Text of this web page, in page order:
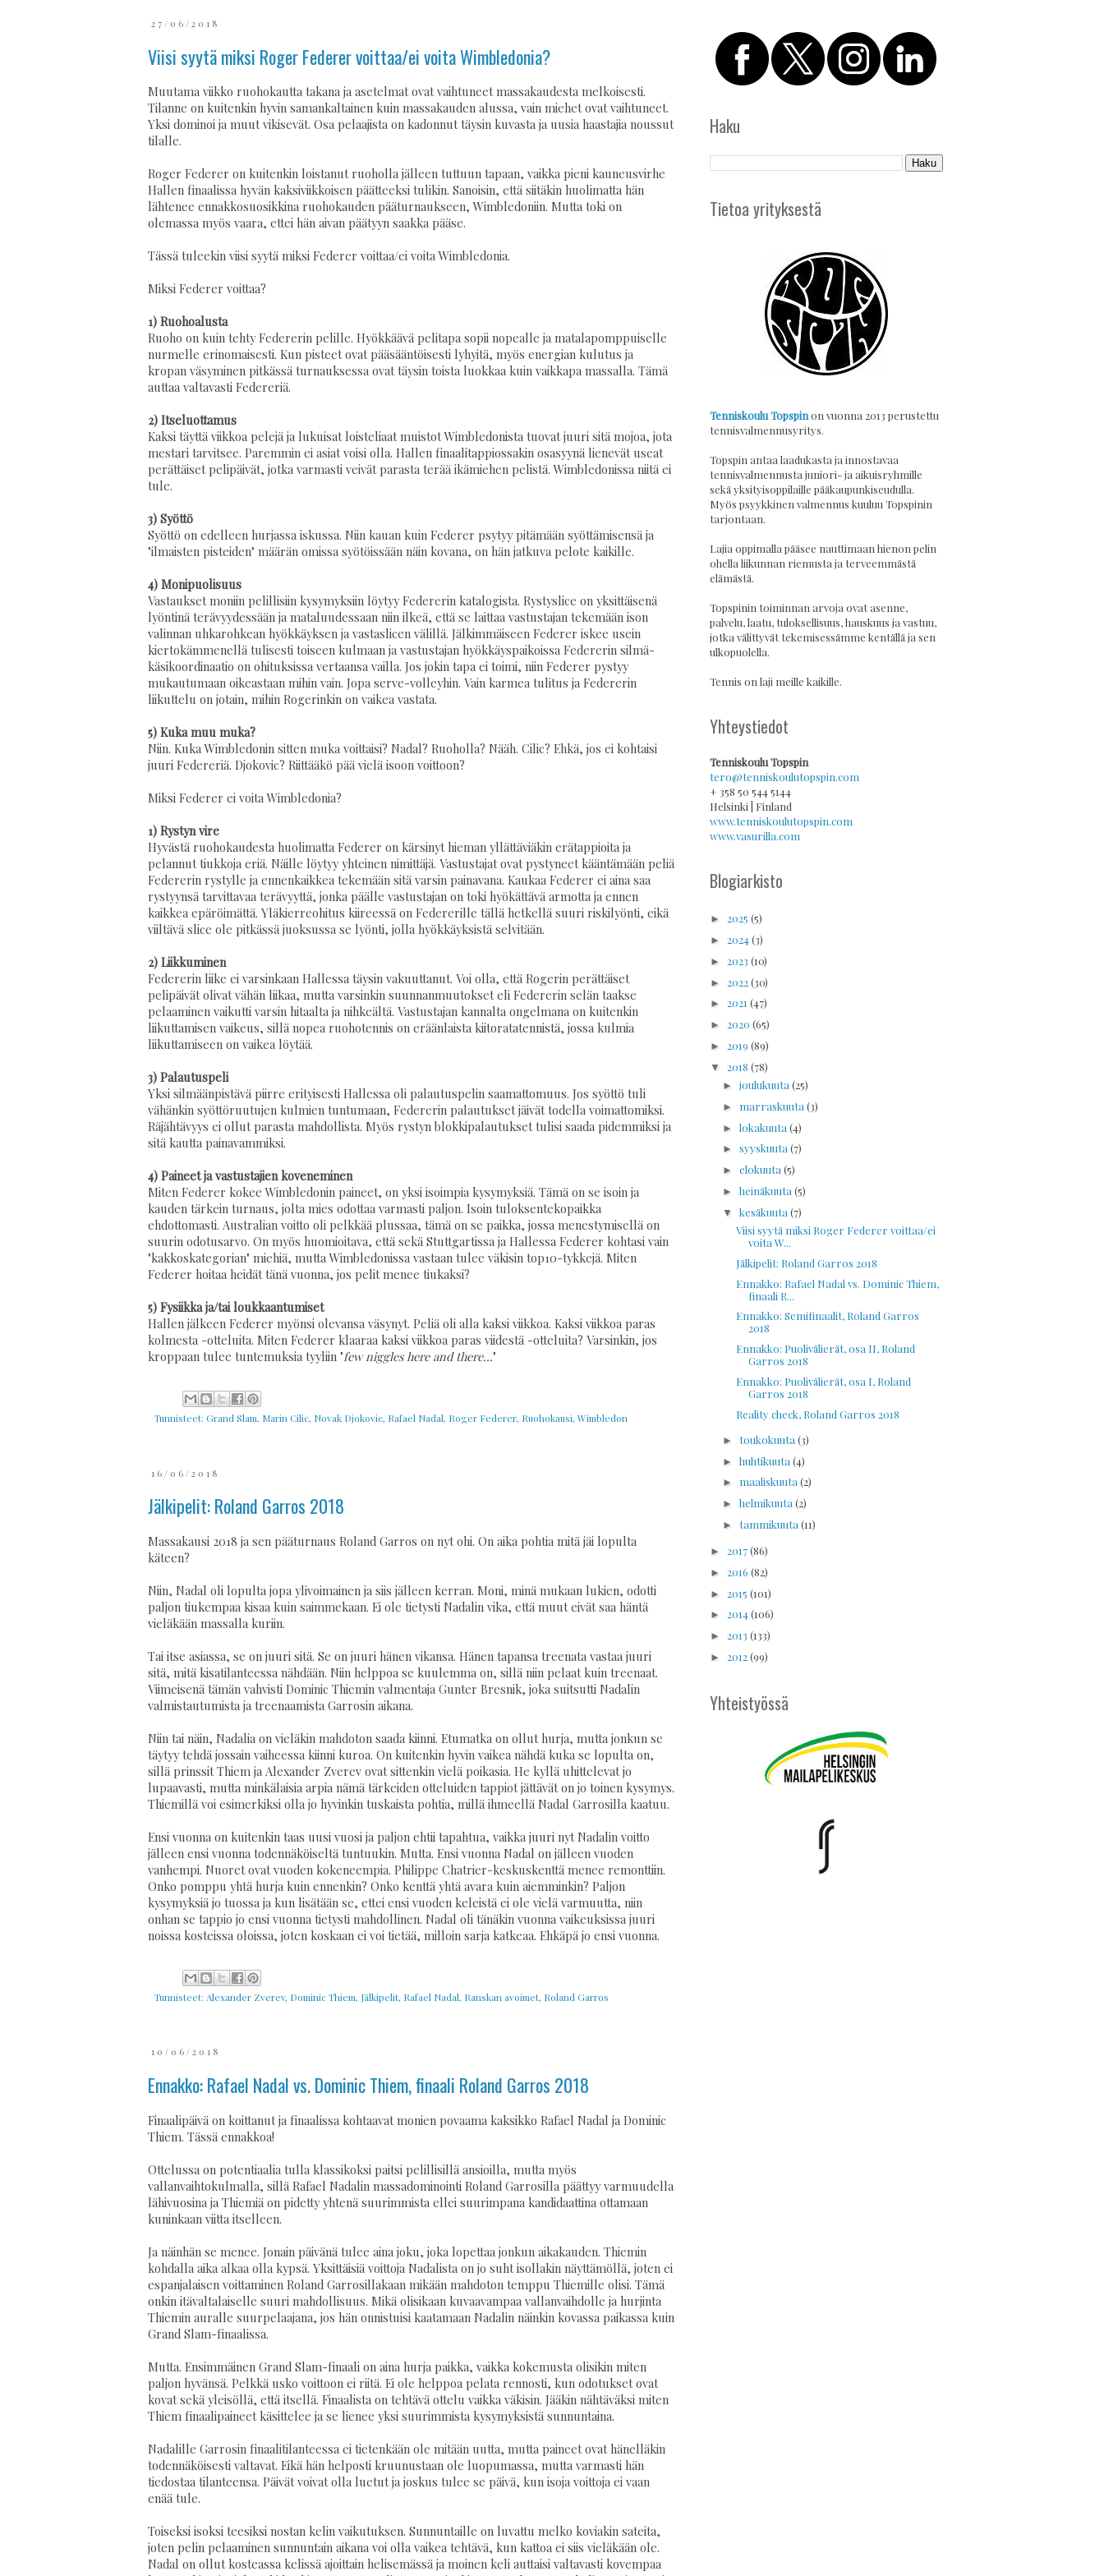
27/06/2018
Viisi syytä miksi Roger Federer voittaa/ei voita Wimbledonia?
Muutama viikko ruohokautta takana ja asetelmat ovat vaihtuneet massakaudesta melkoisesti.
Tilanne on kuitenkin hyvin samankaltainen kuin massakauden alussa, vain miehet ovat vaihtuneet.
Yksi dominoi ja muut vikisevät. Osa pelaajista on kadonnut täysin kuvasta ja uusia haastajia noussut
tilalle.
Roger Federer on kuitenkin loistanut ruoholla jälleen tuttuun tapaan, vaikka pieni kauneusvirhe
Hallen finaalissa hyvän kaksiviikkoisen päätteeksi tulikin. Sanoisin, että siitäkin huolimatta hän
lähtenee ennakkosuosikkina ruohokauden pääturnaukseen, Wimbledoniin. Mutta toki on
olemassa myös vaara, ettei hän aivan päätyyn saakka pääse.
Tässä tuleekin viisi syytä miksi Federer voittaa/ei voita Wimbledonia.
Miksi Federer voittaa?
1) Ruohoalusta
Ruoho on kuin tehty Federerin pelille. Hyökkäävä pelitapa sopii nopealle ja matalapomppuiselle
nurmelle erinomaisesti. Kun pisteet ovat pääsääntöisesti lyhyitä, myös energian kulutus ja
kropan väsyminen pitkässä turnauksessa ovat täysin toista luokkaa kuin vaikkapa massalla. Tämä
auttaa valtavasti Federeriä.
2) Itseluottamus
Kaksi täyttä viikkoa pelejä ja lukuisat loisteliaat muistot Wimbledonista tuovat juuri sitä mojoa, jota
mestari tarvitsee. Paremmin ei asiat voisi olla. Hallen finaalitappiossakin osasyynä lienevät useat
perättäiset pelipäivät, jotka varmasti veivät parasta terää ikämiehen pelistä. Wimbledonissa niitä ei
tule.
3) Syöttö
Syöttö on edelleen hurjassa iskussa. Niin kauan kuin Federer psytyy pitämään syöttämisensä ja
"ilmaisten pisteiden" määrän omissa syötöissään näin kovana, on hän jatkuva pelote kaikille.
4) Monipuolisuus
Vastaukset moniin pelillisiin kysymyksiin löytyy Federerin katalogista. Rystyslice on yksittäisenä
lyöntinä terävyydessään ja mataluudessaan niin ilkeä, että se laittaa vastustajan tekemään ison
valinnan uhkarohkean hyökkäyksen ja vastaslicen välillä. Jälkimmäiseen Federer iskee usein
kiertokämmenellä tulisesti toiseen kulmaan ja vastustajan hyökkäyspaikoissa Federerin silmä-
käsikoordinaatio on ohituksissa vertaansa vailla. Jos jokin tapa ei toimi, niin Federer pystyy
mukautumaan oikeastaan mihin vain. Jopa serve-volleyhin. Vain karmea tulitus ja Federerin
liikuttelu on jotain, mihin Rogerinkin on vaikea vastata.
5) Kuka muu muka?
Niin. Kuka Wimbledonin sitten muka voittaisi? Nadal? Ruoholla? Nääh. Cilic? Ehkä, jos ei kohtaisi
juuri Federeriä. Djokovic? Riittääkö pää vielä isoon voittoon?
Miksi Federer ei voita Wimbledonia?
1) Rystyn vire
Hyvästä ruohokaudesta huolimatta Federer on kärsinyt hieman yllättäviäkin erätappioita ja
pelannut tiukkoja eriä. Näille löytyy yhteinen nimittäjä. Vastustajat ovat pystyneet kääntämään peliä
Federerin rystylle ja ennenkaikkea tekemään sitä varsin painavana. Kaukaa Federer ei aina saa
rystyynsä tarvittavaa terävyyttä, jonka päälle vastustajan on toki hyökättävä armotta ja ennen
kaikkea epäröimättä. Yläkierreohitus kiireessä on Federerille tällä hetkellä suuri riskilyönti, eikä
viiltävä slice ole pitkässä juoksussa se lyönti, jolla hyökkäyksistä selvitään.
2) Liikkuminen
Federerin liike ei varsinkaan Hallessa täysin vakuuttanut. Voi olla, että Rogerin perättäiset
pelipäivät olivat vähän liikaa, mutta varsinkin suunnanmuutokset eli Federerin selän taakse
pelaaminen vaikutti varsin hitaalta ja nihkeältä. Vastustajan kannalta ongelmana on kuitenkin
liikuttamisen vaikeus, sillä nopea ruohotennis on eräänlaista kiitoratatennistä, jossa kulmia
liikuttamiseen on vaikea löytää.
3) Palautuspeli
Yksi silmäänpistävä piirre erityisesti Hallessa oli palautuspelin saamattomuus. Jos syöttö tuli
vähänkin syöttöruutujen kulmien tuntumaan, Federerin palautukset jäivät todella voimattomiksi.
Räjähtävyys ei ollut parasta mahdollista. Myös rystyn blokkipalautukset tulisi saada pidemmiksi ja
sitä kautta painavammiksi.
4) Paineet ja vastustajien koveneminen
Miten Federer kokee Wimbledonin paineet, on yksi isoimpia kysymyksiä. Tämä on se isoin ja
kauden tärkein turnaus, jolta mies odottaa varmasti paljon. Isoin tuloksentekopaikka
ehdottomasti. Australian voitto oli pelkkää plussaa, tämä on se paikka, jossa menestymisellä on
suurin odotusarvo. On myös huomioitava, että sekä Stuttgartissa ja Hallessa Federer kohtasi vain
"kakkoskategorian" miehiä, mutta Wimbledonissa vastaan tulee väkisin top10-tykkejä. Miten
Federer hoitaa heidät tänä vuonna, jos pelit menee tiukaksi?
5) Fysiikka ja/tai loukkaantumiset
Hallen jälkeen Federer myönsi olevansa väsynyt. Peliä oli alla kaksi viikkoa. Kaksi viikkoa paras
kolmesta -otteluita. Miten Federer klaaraa kaksi viikkoa paras viidestä -otteluita? Varsinkin, jos
kroppaan tulee tuntemuksia tyyliin "few niggles here and there..."
Tunnisteet: Grand Slam, Marin Cilic, Novak Djokovic, Rafael Nadal, Roger Federer, Ruohokausi,Wimbledon
16/06/2018
Jälkipelit: Roland Garros 2018
Massakausi 2018 ja sen pääturnaus Roland Garros on nyt ohi. On aika pohtia mitä jäi lopulta
käteen?
Niin, Nadal oli lopulta jopa ylivoimainen ja siis jälleen kerran. Moni, minä mukaan lukien, odotti
paljon tiukempaa kisaa kuin saimmekaan. Ei ole tietysti Nadalin vika, että muut eivät saa häntä
vieläkään massalla kuriin.
Tai itse asiassa, se on juuri sitä. Se on juuri hänen vikansa. Hänen tapansa treenata vastaa juuri
sitä, mitä kisatilanteessa nähdään. Niin helppoa se kuulemma on, sillä niin pelaat kuin treenaat.
Viimeisenä tämän vahvisti Dominic Thiemin valmentaja Gunter Bresnik, joka suitsutti Nadalin
valmistautumista ja treenaamista Garrosin aikana.
Niin tai näin, Nadalia on vieläkin mahdoton saada kiinni. Etumatka on ollut hurja, mutta jonkun se
täytyy tehdä jossain vaiheessa kiinni kuroa. On kuitenkin hyvin vaikea nähdä kuka se lopulta on,
sillä prinssit Thiem ja Alexander Zverev ovat sittenkin vielä poikasia. He kyllä uhittelevat jo
lupaavasti, mutta minkälaisia arpia nämä tärkeiden otteluiden tappiot jättävät on jo toinen kysymys.
Thiemillä voi esimerkiksi olla jo hyvinkin tuskaista pohtia, millä ihmeellä Nadal Garrosilla kaatuu.
Ensi vuonna on kuitenkin taas uusi vuosi ja paljon ehtii tapahtua, vaikka juuri nyt Nadalin voitto
jälleen ensi vuonna todennäköiseltä tuntuukin. Mutta. Ensi vuonna Nadal on jälleen vuoden
vanhempi. Nuoret ovat vuoden kokeneempia. Philippe Chatrier-keskuskenttä menee remonttiin.
Onko pomppu yhtä hurja kuin ennenkin? Onko kenttä yhtä avara kuin aiemminkin? Paljon
kysymyksiä jo tuossa ja kun lisätään se, ettei ensi vuoden keleistä ei ole vielä varmuutta, niin
onhan se tappio jo ensi vuonna tietysti mahdollinen. Nadal oli tänäkin vuonna vaikeuksissa juuri
noissa kosteissa oloissa, joten koskaan ei voi tietää, milloin sarja katkeaa. Ehkäpä jo ensi vuonna.
Tunnisteet: Alexander Zverev, Dominic Thiem, Jälkipelit, Rafael Nadal, Ranskan avoimet, Roland Garros
10/06/2018
Ennakko: Rafael Nadal vs. Dominic Thiem, finaali Roland Garros 2018
Finaalipäivä on koittanut ja finaalissa kohtaavat monien povaama kaksikko Rafael Nadal ja Dominic
Thiem. Tässä ennakkoa!
Ottelussa on potentiaalia tulla klassikoksi paitsi pelillisillä ansioilla, mutta myös
vallanvaihtokulmalla, sillä Rafael Nadalin massadominointi Roland Garrosilla päättyy varmuudella
lähivuosina ja Thiemiä on pidetty yhtenä suurimmista ellei suurimpana kandidaattina ottamaan
kuninkaan viitta itselleen.
Ja näinhän se menee. Jonain päivänä tulee aina joku, joka lopettaa jonkun aikakauden. Thiemin
kohdalla aika alkaa olla kypsä. Yksittäisiä voittoja Nadalista on jo suht isollakin näyttämöllä, joten ei
espanjalaisen voittaminen Roland Garrosillakaan mikään mahdoton temppu Thiemille olisi. Tämä
onkin itävaltalaiselle suuri mahdollisuus. Mikä olisikaan kuvaavampaa vallanvaihdolle ja hurjinta
Thiemin auralle suurpelaajana, jos hän onnistuisi kaatamaan Nadalin näinkin kovassa paikassa kuin
Grand Slam-finaalissa.
Mutta. Ensimmäinen Grand Slam-finaali on aina hurja paikka, vaikka kokemusta olisikin miten
paljon hyvänsä. Pelkkä usko voittoon ei riitä. Ei ole helppoa pelata rennosti, kun odotukset ovat
kovat sekä yleisöllä, että itsellä. Finaalista on tehtävä ottelu vaikka väkisin. Jääkin nähtäväksi miten
Thiem finaalipaineet käsittelee ja se lienee yksi suurimmista kysymyksistä sunnuntaina.
Nadalille Garrosin finaalitilanteessa ei tietenkään ole mitään uutta, mutta paineet ovat hänelläkin
todennäköisesti valtavat. Eikä hän helposti kruunustaan ole luopumassa, mutta varmasti hän
tiedostaa tilanteensa. Päivät voivat olla luetut ja joskus tulee se päivä, kun isoja voittoja ei vaan
enää tule.
Toiseksi isoksi teesiksi nostan kelin vaikutuksen. Sunnuntaille on luvattu melko koviakin sateita,
joten pelin pelaaminen sunnuntain aikana voi olla vaikea tehtävä, kun kattoa ei siis vieläkään ole.
Nadal on ollut kosteassa kelissä ajoittain helisemässä ja moinen keli auttaisi valtavasti kovempaa
Haku
Tietoa yrityksestä
Tenniskoulu Topspinon vuonna 2013 perustettu
tennisvalmennusyritys.
Topspin antaa laadukasta ja innostavaa
tennisvalmennusta juniori- ja aikuisryhmille
sekä yksityisoppilaille pääkaupunkiseudulla.
Myös psyykkinen valmennus kuuluu Topspinin
tarjontaan.
Lajia oppimalla pääsee nauttimaan hienon pelin
ohella liikunnan riemusta ja terveemmästä
elämästä.
Topspinin toiminnan arvoja ovat asenne,
palvelu, laatu, tuloksellisuus, hauskuus ja vastuu,
jotka välittyvät tekemisessämme kentällä ja sen
ulkopuolella.
Tennis on laji meille kaikille.
Yhteystiedot
Tenniskoulu Topspin
tero@tenniskoulutopspin.com
+ 358 50 544 5144
Helsinki | Finland
www.tenniskoulutopspin.com
www.vasurilla.com
Blogiarkisto
► 2025 (5)
► 2024(3)
► 2023 (10)
► 2022(30)
► 2021 (47)
► 2020 (65)
► 2019 (89)
▼ 2018 (78)
►joulukuuta(25)
► marraskuuta(3)
►lokakuuta(4)
►syyskuuta(7)
►elokuuta(5)
►heinäkuuta(5)
▼kesäkuuta(7)
Viisi syytä miksi Roger Federer voittaa/ei
voita W...
Jälkipelit: Roland Garros 2018
Ennakko: Rafael Nadal vs. Dominic Thiem,
finaali R...
Ennakko: Semifinaalit, Roland Garros
2018
Ennakko: Puolivälierät, osa II, Roland
Garros 2018
Ennakko: Puolivälierät, osa I, Roland
Garros 2018
Reality check, Roland Garros 2018
►toukokuuta(3)
►huhtikuuta(4)
► maaliskuuta(2)
►helmikuuta(2)
►tammikuuta(11)
► 2017(86)
► 2016 (82)
► 2015 (101)
► 2014(106)
► 2013 (133)
► 2012(99)
Yhteistyössä